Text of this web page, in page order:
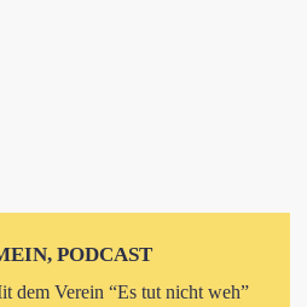
PODCAST
dem Verein “Es tut nicht weh”